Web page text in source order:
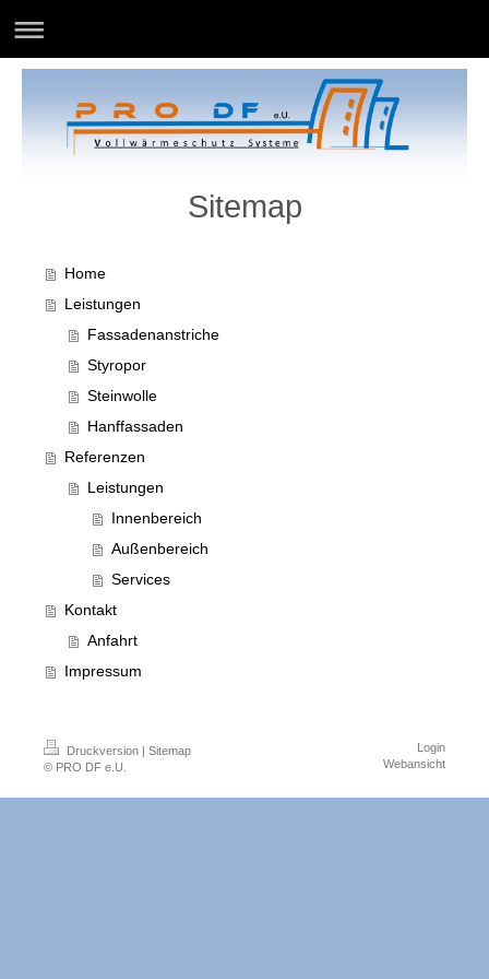
Sitemap
Home
Leistungen
Fassadenanstriche
Styropor
Steinwolle
Hanffassaden
Referenzen
Leistungen
Innenbereich
Außenbereich
Services
Kontakt
Anfahrt
Impressum
Druckversion | Sitemap
© PRO DF e.U.
Login
Webansicht